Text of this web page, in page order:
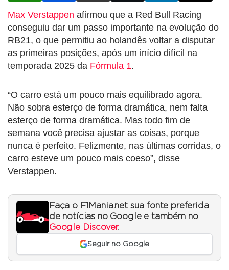
Max Verstappen afirmou que a Red Bull Racing
conseguiu dar um passo importante na evolução do
RB21, o que permitiu ao holandês voltar a disputar
as primeiras posições, após um início difícil na
temporada 2025 da Fórmula 1.
“O carro está um pouco mais equilibrado agora.
Não sobra esterço de forma dramática, nem falta
esterço de forma dramática. Mas todo fim de
semana você precisa ajustar as coisas, porque
nunca é perfeito. Felizmente, nas últimas corridas, o
carro esteve um pouco mais coeso”, disse
Verstappen.
Faça o F1Mania.net sua fonte preferida
de notícias no Google e também no
Google Discover.
Seguir no Google